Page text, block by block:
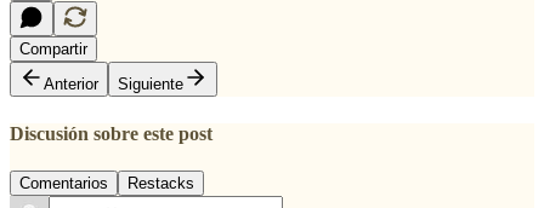
Compartir
Anterior
Siguiente
Discusión sobre este post
Comentarios Restacks